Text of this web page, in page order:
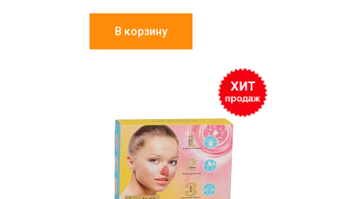
В корзину